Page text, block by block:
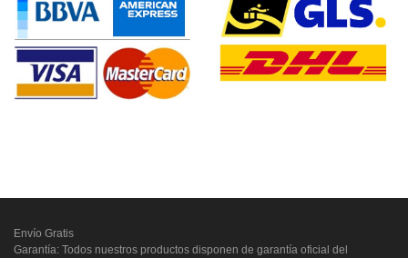
Envío Gratis
Garantía: Todos nuestros productos disponen de garantía oficial del